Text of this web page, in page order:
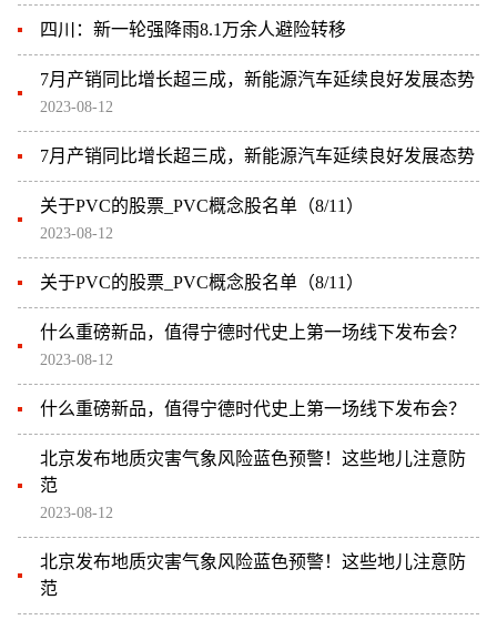
四川：新一轮强降雨8.1万余人避险转移
7月产销同比增长超三成，新能源汽车延续良好发展态势
2023-08-12
7月产销同比增长超三成，新能源汽车延续良好发展态势
关于PVC的股票_PVC概念股名单（8/11）
2023-08-12
关于PVC的股票_PVC概念股名单（8/11）
什么重磅新品，值得宁德时代史上第一场线下发布会？
2023-08-12
什么重磅新品，值得宁德时代史上第一场线下发布会？
北京发布地质灾害气象风险蓝色预警！这些地儿注意防
范
2023-08-12
北京发布地质灾害气象风险蓝色预警！这些地儿注意防
范